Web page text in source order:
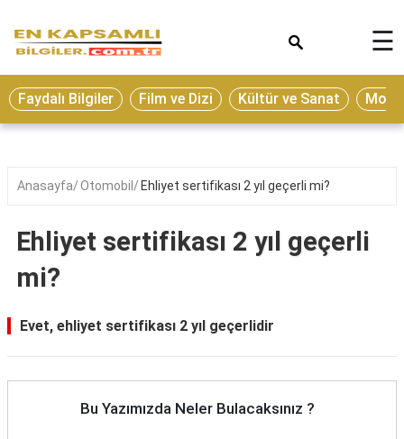
Eğitim
Ekonomi
Seyahat
Oyun
Yaşam
Hukuk
Blog
☰
Faydalı Bilgiler Film ve Dizi Kültür ve Sanat
Anasayfa Otomobil Ehliyet sertifikası 2 yıl geçerli mi?
Ehliyet sertifikası 2 yıl geçerli
mi?
Evet, ehliyet sertifikası 2 yıl geçerlidir
Bu Yazımızda Neler Bulacaksınız ?